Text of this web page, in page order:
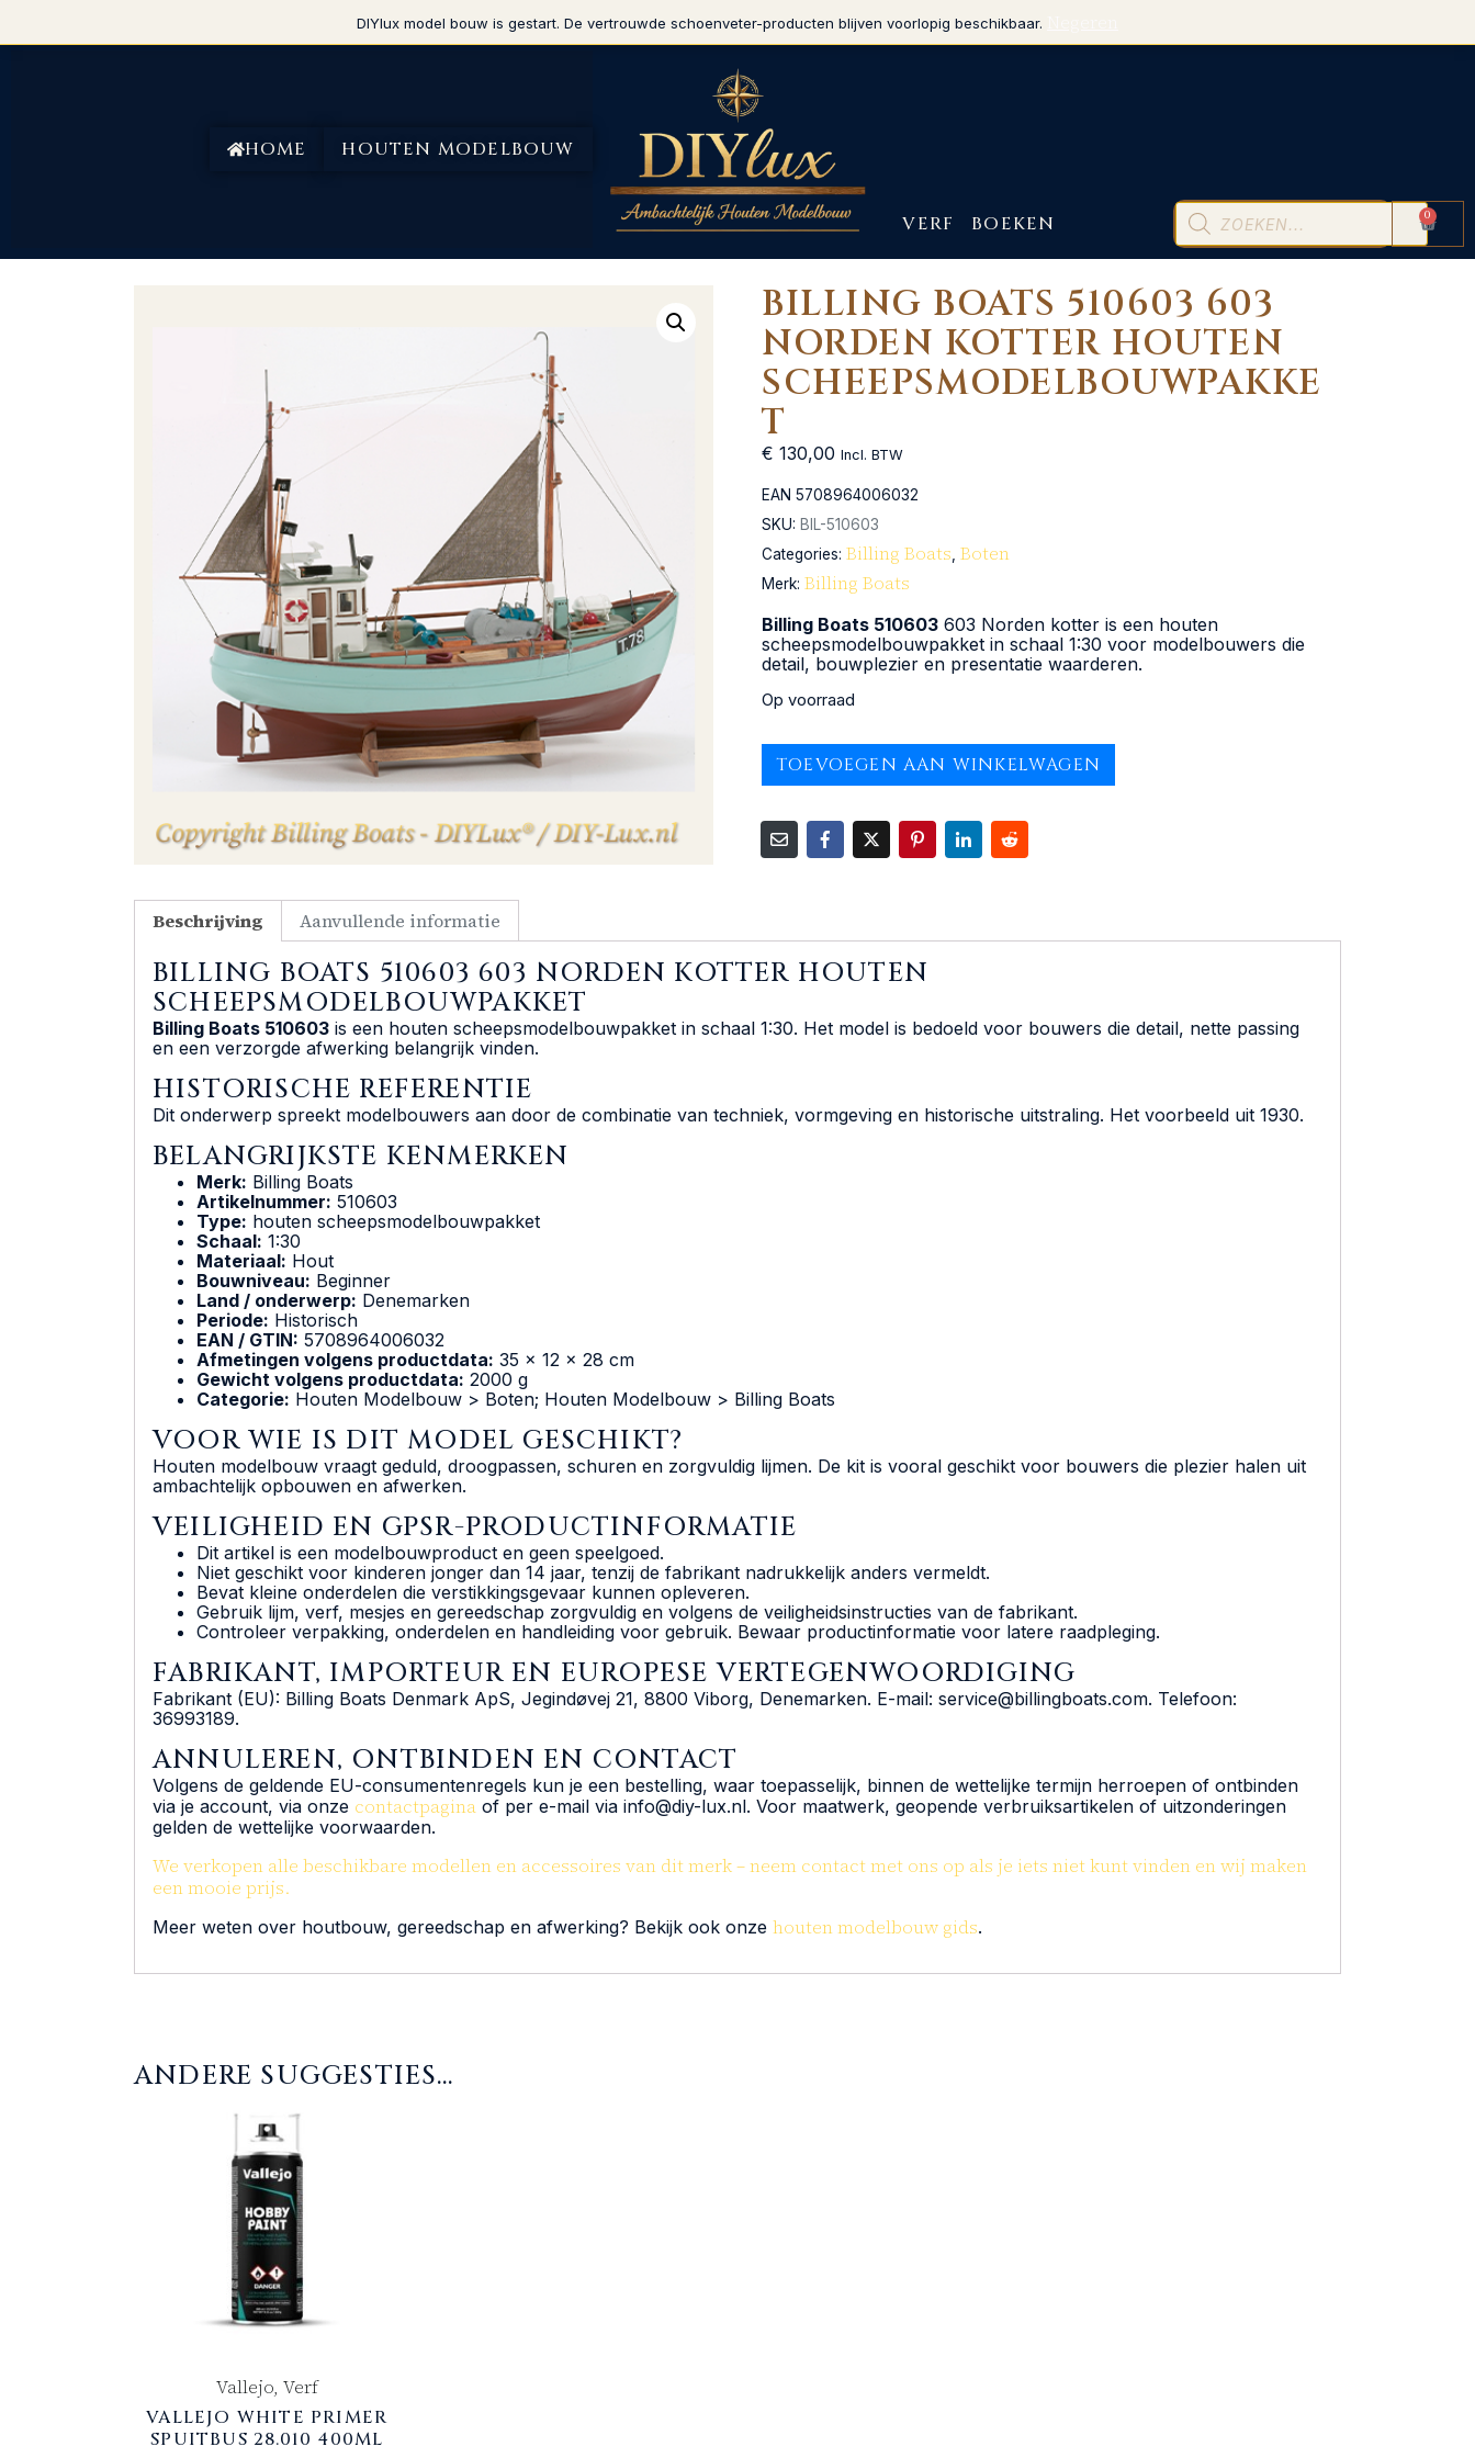
DIYlux model bouw is gestart. De vertrouwde schoenveter-producten blijven voorlopig beschikbaar.
HOME HOUTEN MODELBOUW
VERF BOEKEN 0
BILLING BOATS 510603 603
NORDEN KOTTER HOUTEN
SCHEEPSMODELBOUWPAKKE
T
€ 130,00 Incl. BTW
EAN 5708964006032
SKU: BIL-510603
Categories: Billing Boats Boten
Merk: Billing Boats
Billing Boats 510603 603 Norden kotter is een houten
scheepsmodelbouwpakket in schaal 1:30 voor modelbouwers die
detail, bouwplezier en presentatie waarderen.
Op voorraad
TOEVOEGEN AAN WINKELWAGEN
Beschrijving Aanvullende informatie
BILLING BOATS 510603 603 NORDEN KOTTER HOUTEN
SCHEEPSMODELBOUWPAKKET
Billing Boats 510603 is een houten scheepsmodelbouwpakket in schaal 1:30. Het model is bedoeld voor bouwers die detail, nette passing
en een verzorgde afwerking belangrijk vinden.
HISTORISCHE REFERENTIE
Dit onderwerp spreekt modelbouwers aan door de combinatie van techniek, vormgeving en historische uitstraling. Het voorbeeld uit 1930.
BELANGRIJKSTE KENMERKEN
Merk: Billing Boats
Artikelnummer: 510603
Type: houten scheepsmodelbouwpakket
Schaal: 1:30
Materiaal: Hout
Bouwniveau: Beginner
Land / onderwerp: Denemarken
Periode: Historisch
EAN / GTIN: 5708964006032
Afmetingen volgens productdata: 35 x 12 x 28 cm
Gewicht volgens productdata: 2000 g
Categorie: Houten Modelbouw > Boten; Houten Modelbouw > Billing Boats
VOOR WIE IS DIT MODEL GESCHIKT?
Houten modelbouw vraagt geduld, droogpassen, schuren en zorgvuldig lijmen. De kit is vooral geschikt voor bouwers die plezier halen uit
ambachtelijk opbouwen en afwerken.
VEILIGHEID EN GPSR-PRODUCTINFORMATIE
Dit artikel is een modelbouwproduct en geen speelgoed.
Niet geschikt voor kinderen jonger dan 14 jaar, tenzij de fabrikant nadrukkelijk anders vermeldt.
Bevat kleine onderdelen die verstikkingsgevaar kunnen opleveren.
Gebruik lijm, verf, mesjes en gereedschap zorgvuldig en volgens de veiligheidsinstructies van de fabrikant.
Controleer verpakking, onderdelen en handleiding voor gebruik. Bewaar productinformatie voor latere raadpleging.
FABRIKANT, IMPORTEUR EN EUROPESE VERTEGENWOORDIGING
Fabrikant (EU): Billing Boats Denmark ApS, Jegindøvej 21, 8800 Viborg, Denemarken. E-mail: service@billingboats.com. Telefoon:
36993189.
ANNULEREN, ONTBINDEN EN CONTACT
Volgens de geldende EU-consumentenregels kun je een bestelling, waar toepasselijk, binnen de wettelijke termijn herroepen of ontbinden
via je account, via onze contactpagina of per e-mail via info@diy-lux.nl. Voor maatwerk, geopende verbruiksartikelen of uitzonderingen
gelden de wettelijke voorwaarden.
We verkopen alle beschikbare modellen en accessoires van dit merk – neem contact met ons op als je iets niet kunt vinden en wij maken
een mooie prijs.
Meer weten over houtbouw, gereedschap en afwerking? Bekijk ook onze houten modelbouw gids.
ANDERE SUGGESTIES…
Vallejo, Verf
VALLEJO WHITE PRIMER
SPUITBUS 28.010 400ML